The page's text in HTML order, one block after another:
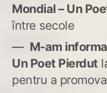
Mondial – Un
între secole
M-am
Un Poet Pierdut
pentru a